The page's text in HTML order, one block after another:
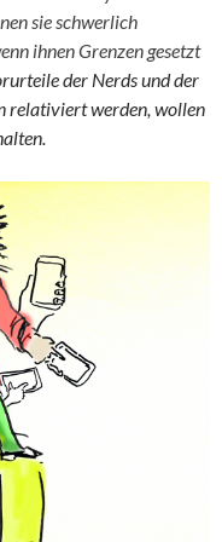
sie schwerlich
ihnen Grenzen gesetzt
der Nerds und der
relativiert werden, wollen